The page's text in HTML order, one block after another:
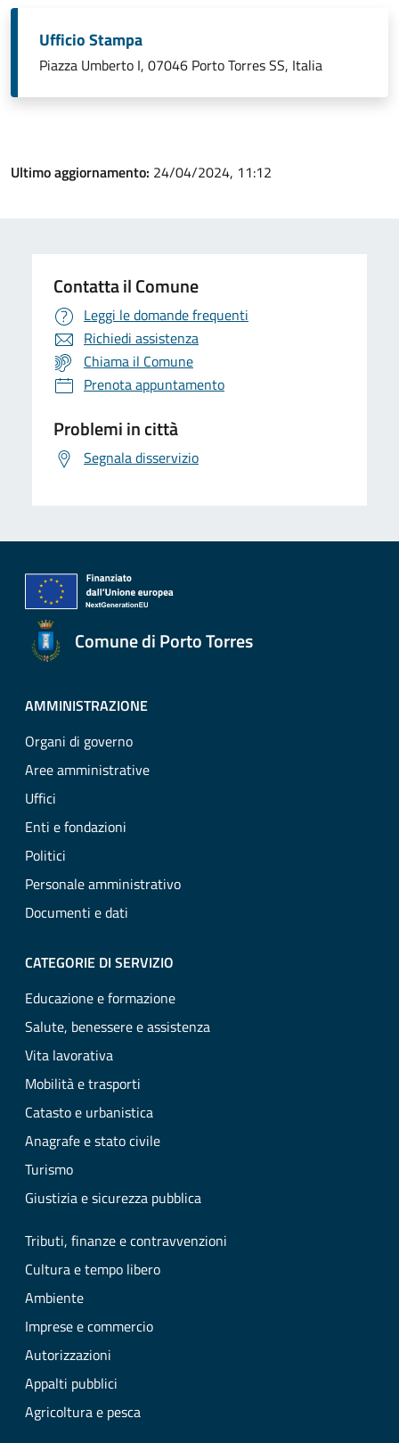
Ufficio Stampa
Piazza Umberto I, 07046 Porto Torres SS, Italia
Ultimo aggiornamento: 24/04/2024, 11:12
Contatta il Comune
Leggi le domande frequenti
Richiedi assistenza
Chiama il Comune
Prenota appuntamento
Problemi in città
Segnala disservizio
Comune di Porto Torres
AMMINISTRAZIONE
Organi di governo
Aree amministrative
Uffici
Enti e fondazioni
Politici
Personale amministrativo
Documenti e dati
CATEGORIE DI SERVIZIO
Educazione e formazione
Salute, benessere e assistenza
Vita lavorativa
Mobilità e trasporti
Catasto e urbanistica
Anagrafe e stato civile
Turismo
Giustizia e sicurezza pubblica
Tributi, finanze e contravvenzioni
Cultura e tempo libero
Ambiente
Imprese e commercio
Autorizzazioni
Appalti pubblici
Agricoltura e pesca